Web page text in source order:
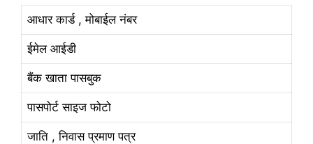
आधार कार्ड , मोबाईल नंबर
ईमेल आईडी
बैंक खाता पासबुक
पासपोर्ट साइज फोटो
जाति , निवास प्रमाण पत्र